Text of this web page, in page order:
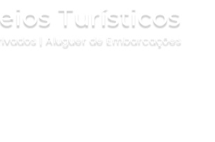
Turísticos
| Aluguer de Embarcações